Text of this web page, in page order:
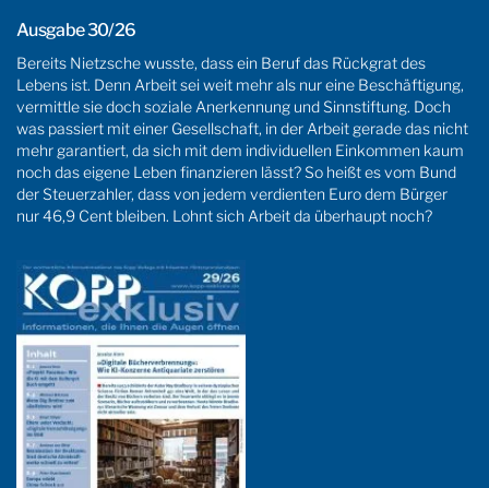
Ausgabe 30/26
Bereits Nietzsche wusste, dass ein Beruf das Rückgrat des
Lebens ist. Denn Arbeit sei weit mehr als nur eine Beschäftigung,
vermittle sie doch soziale Anerkennung und Sinnstiftung. Doch
was passiert mit einer Gesellschaft, in der Arbeit gerade das nicht
mehr garantiert, da sich mit dem individuellen Einkommen kaum
noch das eigene Leben finanzieren lässt? So heißt es vom Bund
der Steuerzahler, dass von jedem verdienten Euro dem Bürger
nur 46,9 Cent bleiben. Lohnt sich Arbeit da überhaupt noch?